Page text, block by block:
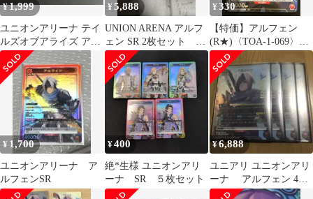
¥1,999
ユニオンアリーナ テイ
ルズオブアライズ アル
フェン ロウ SR 2枚セッ
ト
¥5,888
UNION ARENA アルフ
ェン SR 2枚セット テ
イルズ
¥330
【特価】アルフェン
(R★)〈TOA-1-069〉
[UA06BT]
¥ 1,700
ユニオンアリーナ ア
ルフェンSR
¥400
絶*生様 ユニオンアリ
ーナ SR ５枚セット
¥6,888
ユニアリ ユニオンアリ
ーナ アルフェン 4枚
セット